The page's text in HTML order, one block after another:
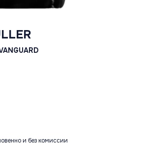
и без комиссии